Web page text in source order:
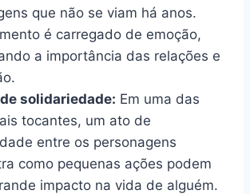
que não se viam há anos.
é carregado de emoção,
a importância das relações e
solidariedade: Em uma das
tocantes, um ato de
entre os personagens
como pequenas ações podem
impacto na vida de alguém.